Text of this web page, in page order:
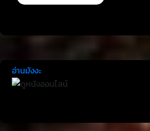
อ่านมังงะ